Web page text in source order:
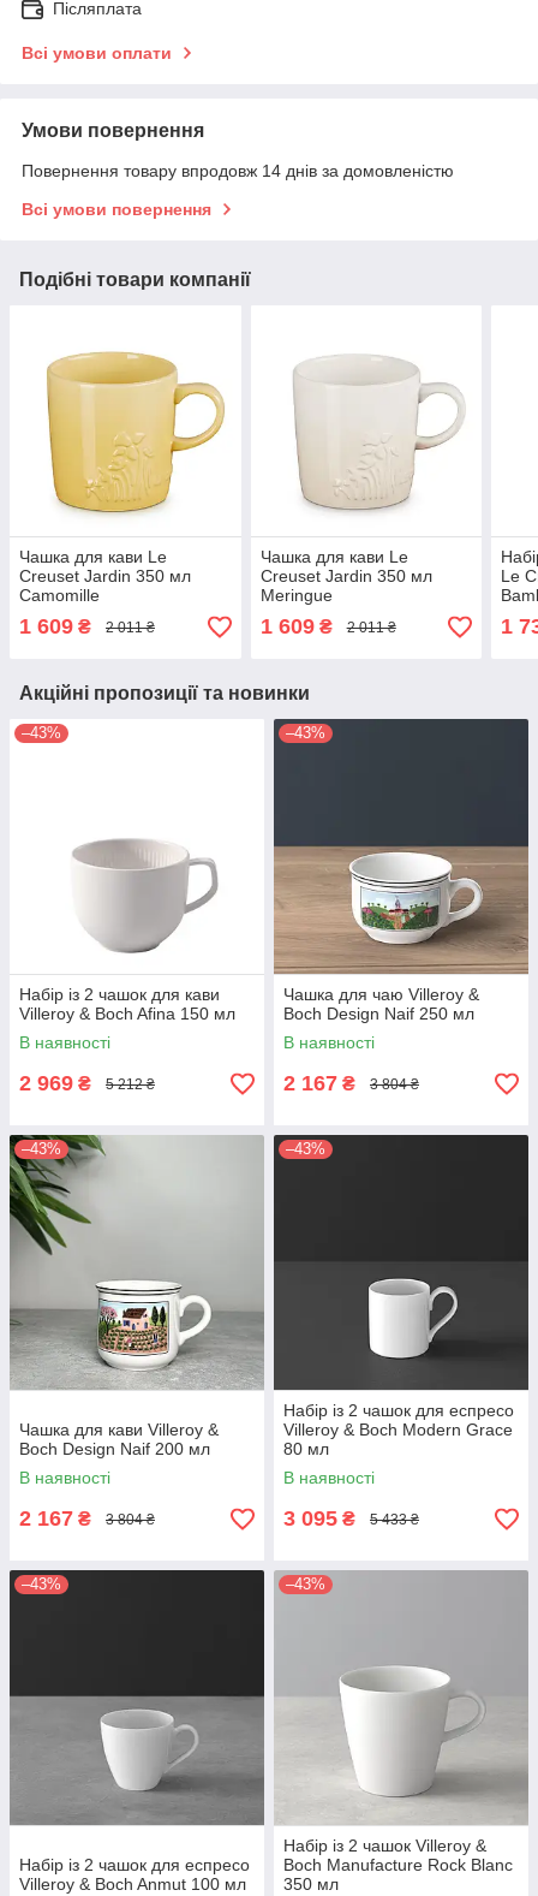
Післяплата
Всі умови оплати
Умови повернення
Повернення товару впродовж 14 днів за домовленістю
Всі умови повернення
Подібні товари компанії
Чашка для кави Le
Creuset Jardin 350 мл
Camomille
1 609 ₴ 2 011 ₴
Чашка для кави Le
Creuset Jardin 350 мл
Meringue
1 609₴ 2 011 ₴
Le
1
Акційні пропозиції та новинки
–43%
Набір із 2 чашок для кави
Villeroy & Boch Afina 150 мл
В наявності
2 969 ₴ 5 212 ₴
–43%
Чашка для чаю Villeroy &
Boch Design Naif 250 мл
В наявності
2 167 ₴ 3 804 ₴
–43%
Чашка для кави Villeroy &
Boch Design Naif 200 мл
В наявності
2 167 ₴ 3 804 ₴
–43%
Набір із 2 чашок для еспресо
Villeroy & Boch Modern Grace
80 мл
В наявності
3 095 ₴ 5 433 ₴
–43%
Набір із 2 чашок для еспресо
Villeroy & Boch Anmut 100 мл
–43%
Набір із 2 чашок Villeroy &
Boch Manufacture Rock Blanc
350 мл